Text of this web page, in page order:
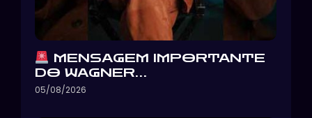
MENSAGEM IMPORTANTE
DO WAGNER…
05/08/2026